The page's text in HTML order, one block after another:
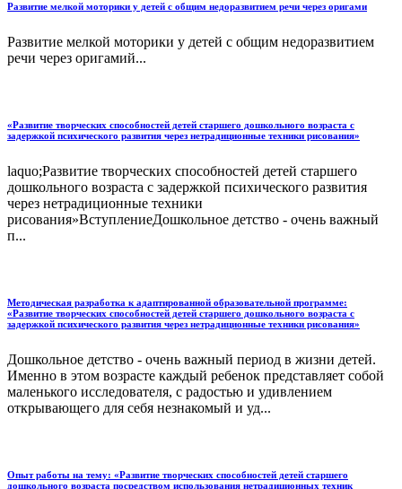
Развитие мелкой моторики у детей с общим недоразвитием речи через оригами
Развитие мелкой моторики у детей с общим недоразвитием
речи через оригамий...
«Развитие творческих способностей детей старшего дошкольного возраста с
задержкой психического развития через нетрадиционные техники рисования»
laquo;Развитие творческих способностей детей старшего
дошкольного возраста с задержкой психического развития
через нетрадиционные техники
рисования»ВступлениеДошкольное детство - очень важный
п...
Методическая разработка к адаптированной образовательной программе:
«Развитие творческих способностей детей старшего дошкольного возраста с
задержкой психического развития через нетрадиционные техники рисования»
Дошкольное детство - очень важный период в жизни детей.
Именно в этом возрасте каждый ребенок представляет собой
маленького исследователя, с радостью и удивлением
открывающего для себя незнакомый и уд...
Опыт работы на тему: «Развитие творческих способностей детей старшего
дошкольного возраста посредством использования нетрадиционных техник